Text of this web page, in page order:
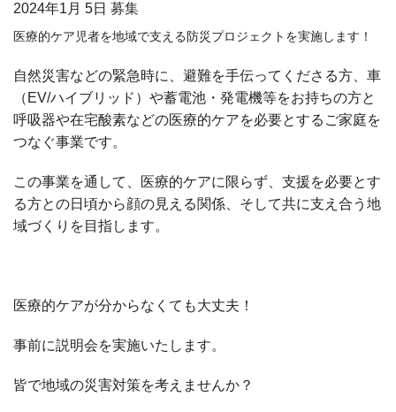
2024年1月 5日 募集
医療的ケア児者を地域で支える防災プロジェクトを実施します！
自然災害などの緊急時に、避難を手伝ってくださる方、車
（ EV/ハイブリッド）や蓄電池・発電機等をお持ちの方と
呼吸器や在宅酸素などの医療的ケアを必要とするご家庭を
つなぐ事業です。
この事業を通して、医療的ケアに限らず、支援を必要とす
る方との日頃から顔の見える関係、そして共に支え合う地
域づくりを目指します。
医療的ケアが分からなくても大丈夫！
事前に説明会を実施いたします。
皆で地域の災害対策を考えませんか？